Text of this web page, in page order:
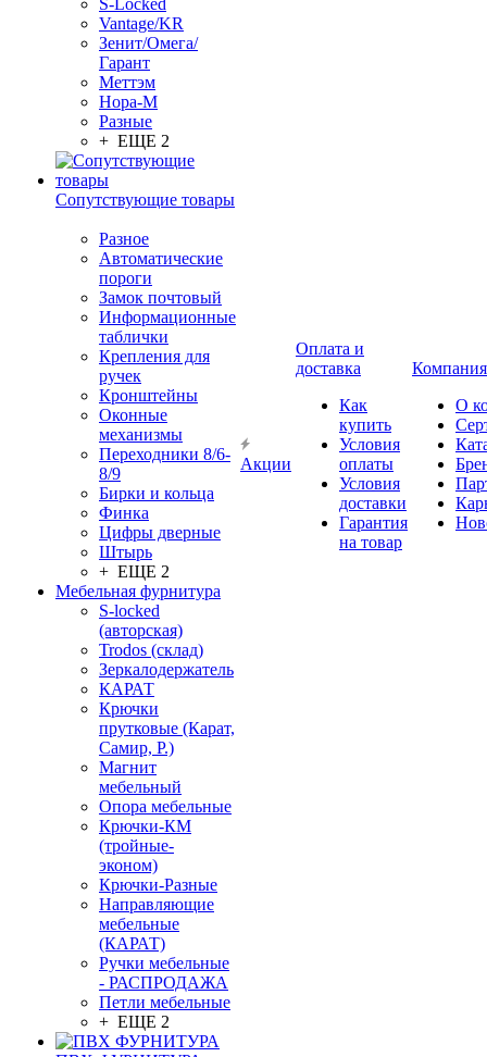
S-Locked
Vantage/KR
Зенит/Омега/
Гарант
Меттэм
Нора-М
Разные
+ ЕЩЕ 2
Сопутствующие товары
Разное
Автоматические
пороги
Замок почтовый
Информационные
таблички
Крепления для
ручек
Кронштейны
Оконные
механизмы
Переходники 8/6-
8/9
Бирки и кольца
Финка
Цифры дверные
Штырь
+ ЕЩЕ 2
Мебельная фурнитура
S-locked
(авторская)
Trodos (склад)
Зеркалодержатель
КАРАТ
Крючки
прутковые (Карат,
Самир, Р.)
Магнит
мебельный
Опора мебельные
Крючки-КМ
(тройные-
эконом)
Крючки-Разные
Направляющие
мебельные
(КАРАТ)
Ручки мебельные
- РАСПРОДАЖА
Петли мебельные
+ ЕЩЕ 2
Акции
Оплата и
доставка
Как
купить
Условия
оплаты
Условия
доставки
Гарантия
на товар
Компания
О